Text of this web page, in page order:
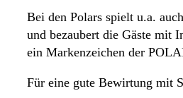
Bei den Polars spielt u.a.
und bezaubert die Gäste mit
ein Markenzeichen der
Für eine gute Bewirtung mit